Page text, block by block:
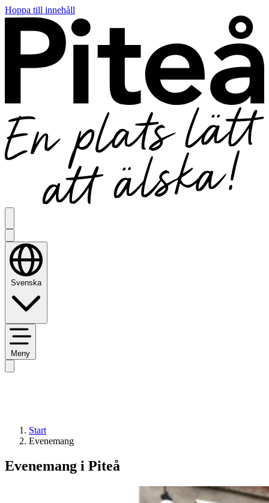
Hoppa till innehåll
Svenska
Meny
Start
Evenemang
Evenemang i Piteå